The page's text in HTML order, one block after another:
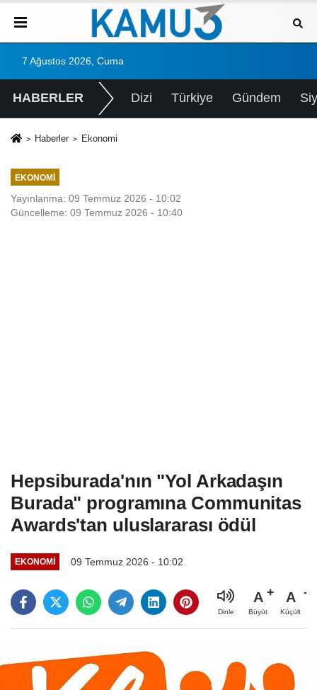
7 Ağustos 2026, Cuma
HABERLER Dizi Türkiye Gündem
Haberler Ekonomi
EKONOMI
Yayınlanma: 09 Temmuz 2026 - 10:02
Güncelleme: 09 Temmuz 2026 - 10:40
Hepsiburada'nın "Yol Arkadaşın
Burada" programına Communitas
Awards'tan uluslararası ödül
EKONOMI 09 Temmuz 2026 - 10:02
Dinle
A
Büyüt
A
Küçült